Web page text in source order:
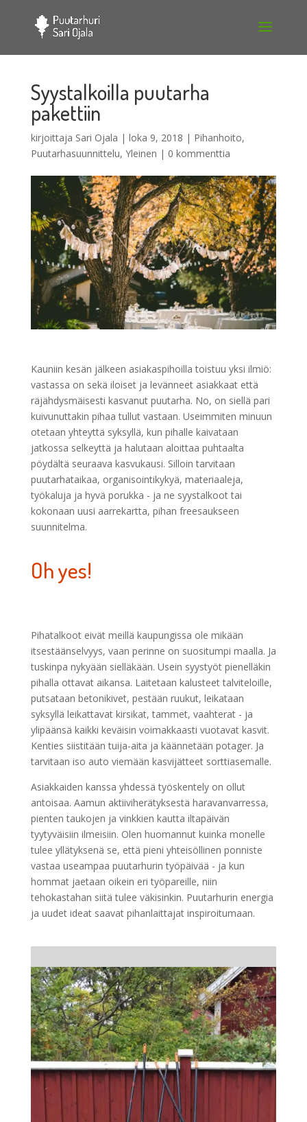
Syystalkoilla puutarha
pakettiin
kirjoittaja Sari Ojala | loka 9, 2018 | Pihanhoito,
Puutarhasuunnittelu, Yleinen | 0 kommenttia
Kauniin kesän jälkeen asiakaspihoilla toistuu yksi ilmiö:
vastassa on sekä iloiset ja levänneet asiakkaat että
räjähdysmäisesti kasvanut puutarha. No, on siellä pari
kuivunuttakin pihaa tullut vastaan. Useimmiten minuun
otetaan yhteyttä syksyllä, kun pihalle kaivataan
jatkossa selkeyttä ja halutaan aloittaa puhtaalta
pöydältä seuraava kasvukausi. Silloin tarvitaan
puutarhataikaa, organisointikykyä, materiaaleja,
työkaluja ja hyvä porukka - ja ne syystalkoot tai
kokonaan uusi aarrekartta, pihan freesaukseen
suunnitelma.
Oh yes!
Pihatalkoot eivät meillä kaupungissa ole mikään
itsestäänselvyys, vaan perinne on suositumpi maalla. Ja
tuskinpa nykyään sielläkään. Usein syystyöt pienelläkin
pihalla ottavat aikansa. Laitetaan kalusteet talviteloille,
putsataan betonikivet, pestään ruukut, leikataan
syksyllä leikattavat kirsikat, tammet, vaahterat - ja
ylipäänsä kaikki keväisin voimakkaasti vuotavat kasvit.
Kenties siistitään tuija-aita ja käännetään potager. Ja
tarvitaan iso auto viemään kasvijätteet sorttiasemalle.
Asiakkaiden kanssa yhdessä työskentely on ollut
antoisaa. Aamun aktiiviherätyksestä haravanvarressa,
pienten taukojen ja vinkkien kautta iltapäivän
tyytyväisiin ilmeisiin. Olen huomannut kuinka monelle
tulee yllätyksenä se, että pieni yhteisöllinen ponniste
vastaa useampaa puutarhurin työpäivää - ja kun
hommat jaetaan oikein eri työpareille, niin
tehokastahan siitä tulee väkisinkin. Puutarhurin energia
ja uudet ideat saavat pihanlaittajat inspiroitumaan.